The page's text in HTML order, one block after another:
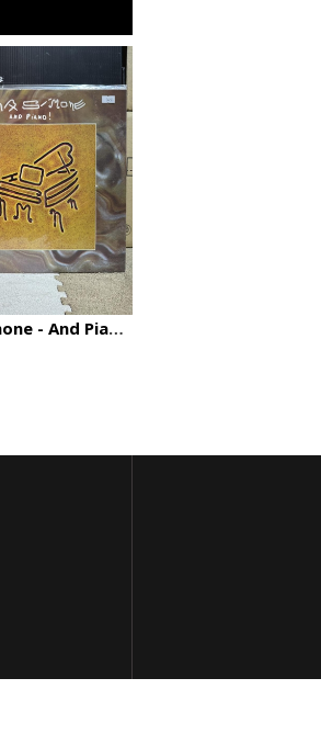
Nina Simone - And Piano!